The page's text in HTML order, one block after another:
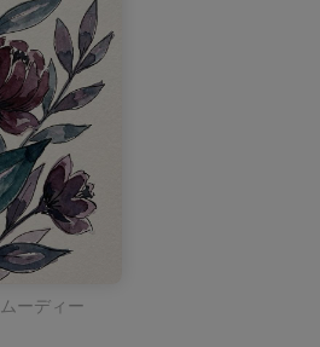
ーディー